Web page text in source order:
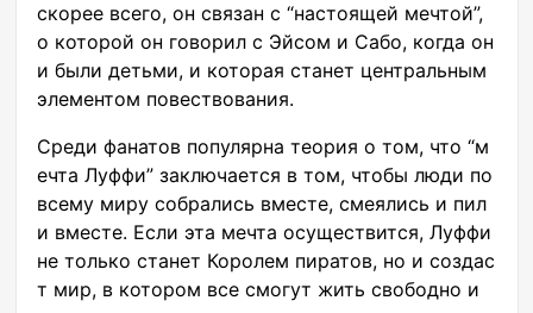
скорее всего, он связан с “настоящей мечтой”,
о которой он говорил с Эйсом и Сабо, когда он
и были детьми, и которая станет центральным
элементом повествования.
Среди фанатов популярна теория о том, что “м
ечта Луффи” заключается в том, чтобы люди по
всему миру собрались вместе, смеялись и пил
и вместе. Если эта мечта осуществится, Луффи
не только станет Королем пиратов, но и создас
т мир, в котором все смогут жить свободно и